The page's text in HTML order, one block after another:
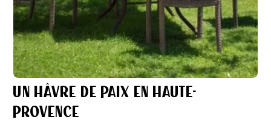
Un hâvre de paix en Haute-
Provence